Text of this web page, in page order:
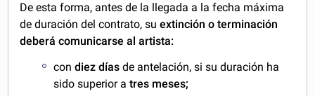
De esta forma, antes de la llegada a la fecha máxima
de duración del contrato, suextinción o terminación
deberá comunicarse al artista:
con diez días de antelación, si su duración ha
sido superior a tres meses;